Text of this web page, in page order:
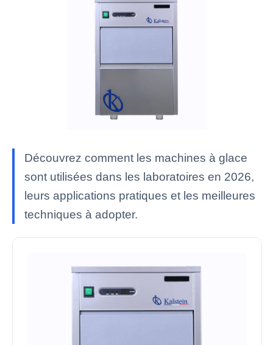
Découvrez comment les machines à glace
sont utilisées dans les laboratoires en 2026,
leurs applications pratiques et les meilleures
techniques à adopter.